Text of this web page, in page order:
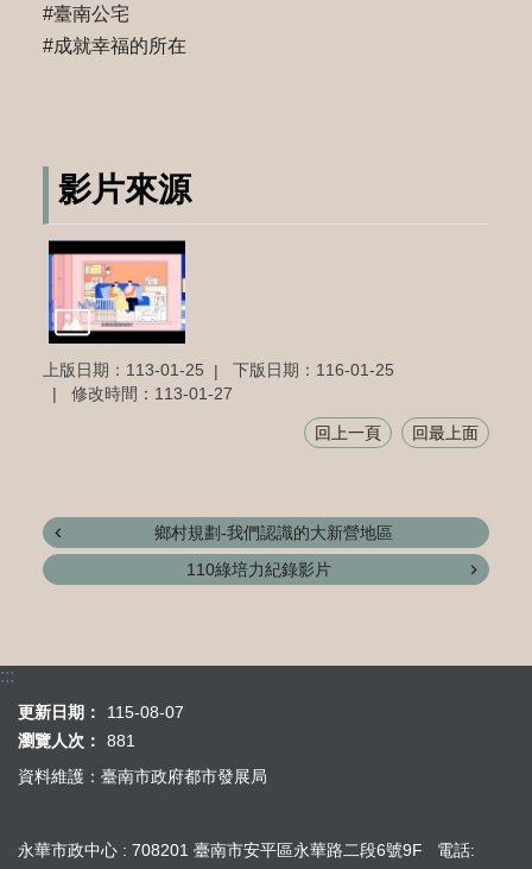
#臺南公宅
#成就幸福的所在
影片來源
上版日期：113-01-25
下版日期：116-01-25
修改時間：113-01-27
回上一頁 回最上面
鄉村規劃-我們認識的大新營地區
110綠培力紀錄影片
:::
更新日期：
115-08-07
瀏覽人次：
881
資料維護：臺南市政府都市發展局
永華市政中心 : 708201 臺南市安平區永華路二段6號9F 電話: